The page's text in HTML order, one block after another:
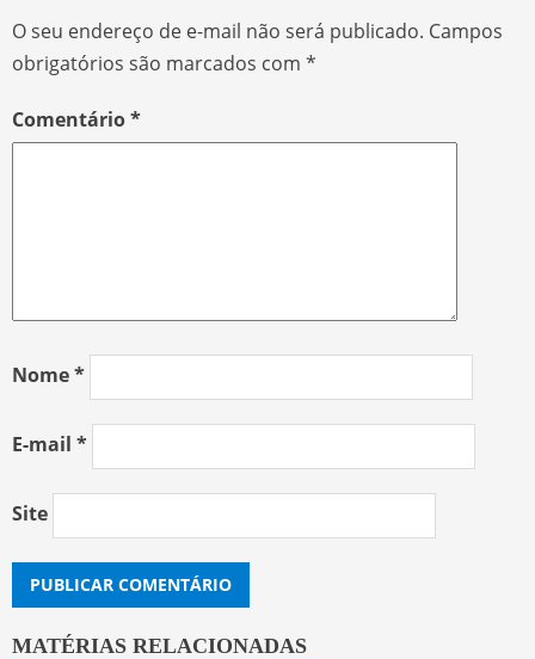
O seu endereço de e-mail não será publicado. Campos
obrigatórios são marcados com *
Comentário*
Nome*
E-mail *
Site
MATÉRIAS RELACIONADAS